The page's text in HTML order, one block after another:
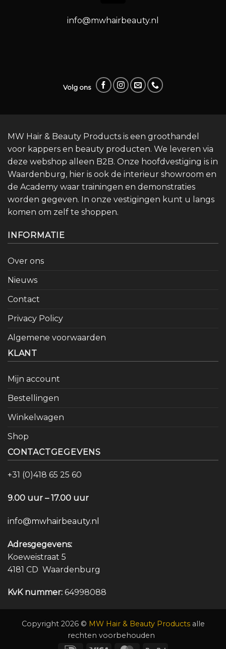
info@mwhairbeauty.nl
Volg ons
MW Hair & Beauty Products is een groothandel
voor kappers en beauty producten. We leveren via
deze webshop alleen B2B. Onze hoofdvestiging is in
Waardenburg, hier is ook de interieur showroom en
de Academy waar trainingen en demonstraties
worden gegeven. In onze vestigingen kunt u langs
komen om zelf te shoppen.
INFORMATIE
Over ons
Nieuws
Contact
Privacy Policy
Algemene voorwaarden
KLANT
Mijn account
Bestellingen
Winkelwagen
Shop
CONTACTGEGEVENS
+31 (0)418 65 25 60
9.00 uur – 17.00 uur
info@mwhairbeauty.nl
Adresgegevens:
Koeweistraat 5
4181 CD Waardenburg
KvK nummer: 64998088
Copyright 2026 © MW Hair & Beauty Productsalle
rechten voorbehouden